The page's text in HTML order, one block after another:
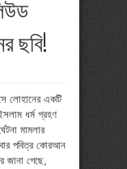
ছবি!
লোহানের একটি
ধর্ম গ্রহণ
মামলার
পবিত্র কোরআন
জানা গেছে,